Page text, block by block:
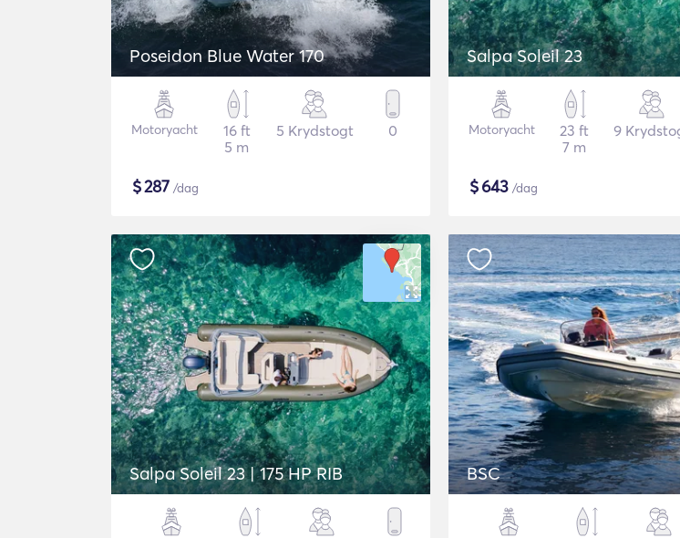
Poseidon Blue Water 170
Motoryacht
16 ft
5 m
5 Krydstogt 0
$287 /dag
Salpa Soleil 23
Motoryacht
23 ft
7 m
9
$643 /dag
Salpa Soleil 23 | 175 HP RIB BSC